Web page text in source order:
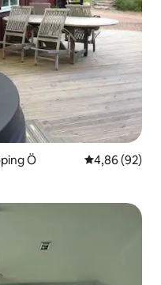
Ö Середня
4,86 (92)